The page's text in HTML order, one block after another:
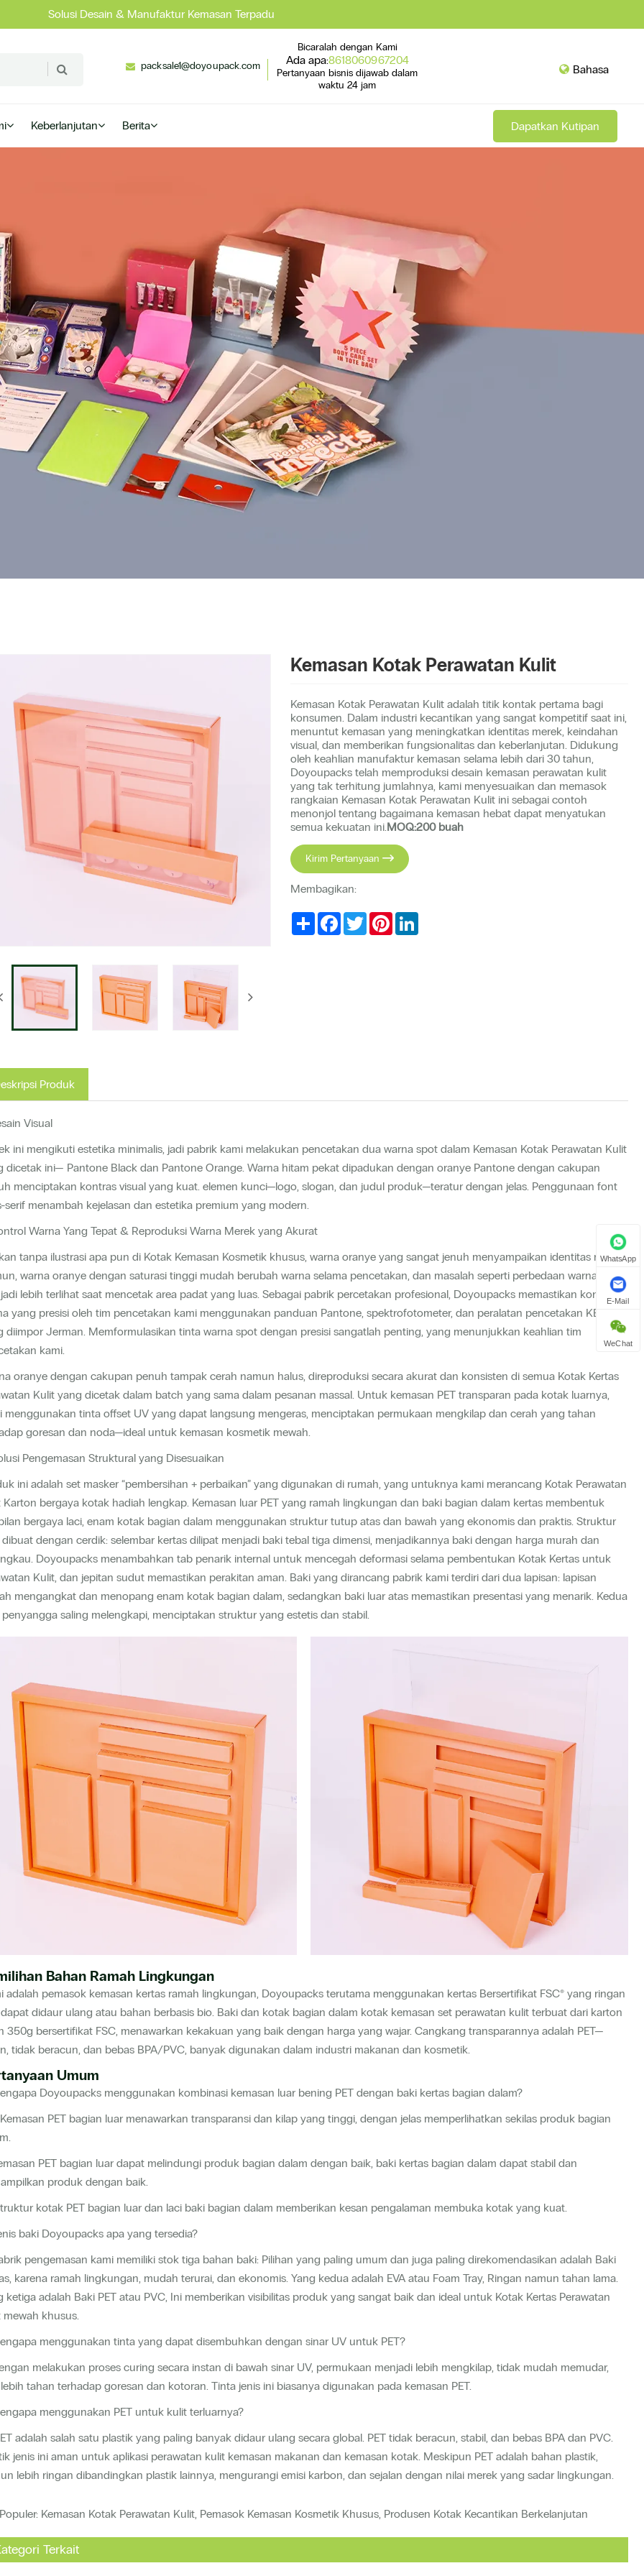
Solusi Desain & Manufaktur Kemasan Terpadu
packsale1@doyoupack.com
Bicaralah dengan Kami
Ada apa:8618060967204
Pertanyaan bisnis dijawab dalam
waktu 24 jam
Bahasa
Keberlanjutan Berita Dapatkan Kutipan
Kemasan Kotak Perawatan Kulit
Kemasan Kotak Perawatan Kulit adalah titik kontak pertama bagi
konsumen. Dalam industri kecantikan yang sangat kompetitif saat ini,
menuntut kemasan yang meningkatkan identitas merek, keindahan
visual, dan memberikan fungsionalitas dan keberlanjutan. Didukung
oleh keahlian manufaktur kemasan selama lebih dari 30 tahun,
Doyoupacks telah memproduksi desain kemasan perawatan kulit
yang tak terhitung jumlahnya, kami menyesuaikan dan memasok
rangkaian Kemasan Kotak Perawatan Kulit ini sebagai contoh
menonjol tentang bagaimana kemasan hebat dapat menyatukan
semua kekuatan ini.MOQ:200 buah
Kirim Pertanyaan
Membagikan:
Share Facebook
TwitterPinterest
Produk
Visual
ini mengikuti estetika minimalis, jadi pabrik kami melakukan pencetakan dua warna spot dalam Kemasan Kotak Perawatan Kulit
dicetak ini— Pantone Black dan Pantone Orange. Warna hitam pekat dipadukan dengan oranye Pantone dengan cakupan
menciptakan kontras visual yang kuat. elemen kunci—logo, slogan, dan judul produk—teratur dengan jelas. Penggunaan font
serif menambah kejelasan dan estetika premium yang modern.
Warna Yang Tepat & Reproduksi Warna Merek yang Akurat
tanpa ilustrasi apa pun di Kotak Kemasan Kosmetik khusus, warna oranye yang sangat jenuh menyampaikan identitas merek.
warna oranye dengan saturasi tinggi mudah berubah warna selama pencetakan, dan masalah seperti perbedaan warna
lebih terlihat saat mencetak area padat yang luas. Sebagai pabrik percetakan profesional, Doyoupacks memastikan kontrol
yang presisi oleh tim pencetakan kami menggunakan panduan Pantone, spektrofotometer, dan peralatan pencetakan KBA
diimpor Jerman. Memformulasikan tinta warna spot dengan presisi sangatlah penting, yang menunjukkan keahlian tim
kami.
oranye dengan cakupan penuh tampak cerah namun halus, direproduksi secara akurat dan konsisten di semua Kotak Kertas
Kulit yang dicetak dalam batch yang sama dalam pesanan massal. Untuk kemasan PET transparan pada kotak luarnya,
menggunakan tinta offset UV yang dapat langsung mengeras, menciptakan permukaan mengkilap dan cerah yang tahan
goresan dan noda—ideal untuk kemasan kosmetik mewah.
Pengemasan Struktural yang Disesuaikan
ini adalah set masker “pembersihan + perbaikan” yang digunakan di rumah, yang untuknya kami merancang Kotak Perawatan
Karton bergaya kotak hadiah lengkap. Kemasan luar PET yang ramah lingkungan dan baki bagian dalam kertas membentuk
bergaya laci, enam kotak bagian dalam menggunakan struktur tutup atas dan bawah yang ekonomis dan praktis. Struktur
dengan cerdik: selembar kertas dilipat menjadi baki tebal tiga dimensi, menjadikannya baki dengan harga murah dan
Doyoupacks menambahkan tab penarik internal untuk mencegah deformasi selama pembentukan Kotak Kertas untuk
Kulit, dan jepitan sudut memastikan perakitan aman. Baki yang dirancang pabrik kami terdiri dari dua lapisan: lapisan
mengangkat dan menopang enam kotak bagian dalam, sedangkan baki luar atas memastikan presentasi yang menarik. Kedua
saling melengkapi, menciptakan struktur yang estetis dan stabil.
Bahan Ramah Lingkungan
adalah pemasok kemasan kertas ramah lingkungan, Doyoupacks terutama menggunakan kertas Bersertifikat FSC® yang ringan
didaur ulang atau bahan berbasis bio. Baki dan kotak bagian dalam kotak kemasan set perawatan kulit terbuat dari karton
350g bersertifikat FSC, menawarkan kekakuan yang baik dengan harga yang wajar. Cangkang transparannya adalah PET—
tidak beracun, dan bebas BPA/PVC, banyak digunakan dalam industri makanan dan kosmetik.
Umum
Doyoupacks menggunakan kombinasi kemasan luar bening PET dengan baki kertas bagian dalam?
Kemasan PET bagian luar menawarkan transparansi dan kilap yang tinggi, dengan jelas memperlihatkan sekilas produk bagian
PET bagian luar dapat melindungi produk bagian dalam dengan baik, baki kertas bagian dalam dapat stabil dan
produk dengan baik.
kotak PET bagian luar dan laci baki bagian dalam memberikan kesan pengalaman membuka kotak yang kuat.
baki Doyoupacks apa yang tersedia?
pengemasan kami memiliki stok tiga bahan baki: Pilihan yang paling umum dan juga paling direkomendasikan adalah Baki
karena ramah lingkungan, mudah terurai, dan ekonomis. Yang kedua adalah EVA atau Foam Tray, Ringan namun tahan lama.
ketiga adalah Baki PET atau PVC, Ini memberikan visibilitas produk yang sangat baik dan ideal untuk Kotak Kertas Perawatan
mewah khusus.
menggunakan tinta yang dapat disembuhkan dengan sinar UV untuk PET?
melakukan proses curing secara instan di bawah sinar UV, permukaan menjadi lebih mengkilap, tidak mudah memudar,
tahan terhadap goresan dan kotoran. Tinta jenis ini biasanya digunakan pada kemasan PET.
menggunakan PET untuk kulit terluarnya?
adalah salah satu plastik yang paling banyak didaur ulang secara global. PET tidak beracun, stabil, dan bebas BPA dan PVC.
jenis ini aman untuk aplikasi perawatan kulit kemasan makanan dan kemasan kotak. Meskipun PET adalah bahan plastik,
lebih ringan dibandingkan plastik lainnya, mengurangi emisi karbon, dan sejalan dengan nilai merek yang sadar lingkungan.
Kemasan Kotak Perawatan Kulit, Pemasok Kemasan Kosmetik Khusus, Produsen Kotak Kecantikan Berkelanjutan
Terkait
WhatsApp
E-Mail
WeChat